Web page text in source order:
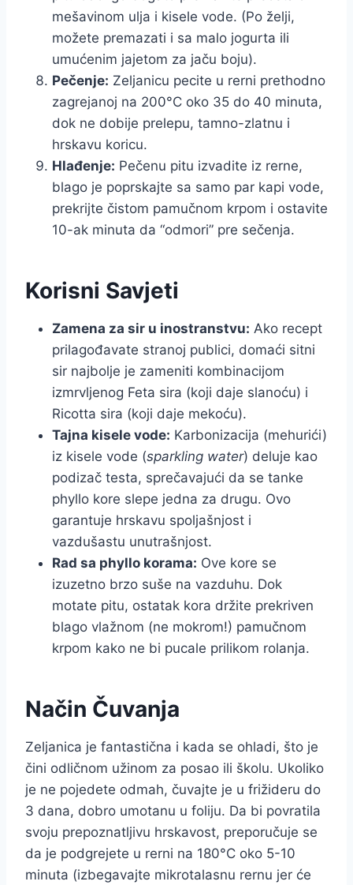
mešavinom ulja i kisele vode. (Po želji,
možete premazati i sa malo jogurta ili
umućenim jajetom za jaču boju).
Pečenje: Zeljanicu pecite u rerni prethodno
zagrejanoj na 200°C oko 35 do 40 minuta,
dok ne dobije prelepu, tamno-zlatnu i
hrskavu koricu.
Hlađenje: Pečenu pitu izvadite iz rerne,
blago je poprskajte sa samo par kapi vode,
prekrijte čistom pamučnom krpom i ostavite
10-ak minuta da “odmori” pre sečenja.
Korisni Savjeti
Zamena za sir u inostranstvu: Ako recept
prilagođavate stranoj publici, domaći sitni
sir najbolje je zameniti kombinacijom
izmrvljenog Feta sira (koji daje slanoću) i
Ricotta sira (koji daje mekoću).
Tajna kisele vode: Karbonizacija (mehurići)
iz kisele vode (sparkling water) deluje kao
podizač testa, sprečavajući da se tanke
phyllo kore slepe jedna za drugu. Ovo
garantuje hrskavu spoljašnjost i
vazdušastu unutrašnjost.
Rad sa phyllo korama: Ove kore se
izuzetno brzo suše na vazduhu. Dok
motate pitu, ostatak kora držite prekriven
blago vlažnom (ne mokrom!) pamučnom
krpom kako ne bi pucale prilikom rolanja.
Način Čuvanja
Zeljanica je fantastična i kada se ohladi, što je
čini odličnom užinom za posao ili školu. Ukoliko
je ne pojedete odmah, čuvajte je u frižideru do
3 dana, dobro umotanu u foliju. Da bi povratila
svoju prepoznatljivu hrskavost, preporučuje se
da je podgrejete u rerni na 180°C oko 5-10
minuta (izbegavajte mikrotalasnu rernu jer će